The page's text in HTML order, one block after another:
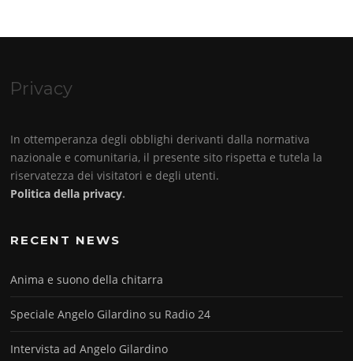
Privacy
In ottemperanza degli obblighi derivanti dalla normativa
nazionale e comunitaria, il presente sito rispetta e tutela la
riservatezza dei visitatori e degli utenti.
Politica della privacy.
RECENT NEWS
Anima e suono della chitarra
Speciale Angelo Gilardino su Radio 24
Intervista ad Angelo Gilardino